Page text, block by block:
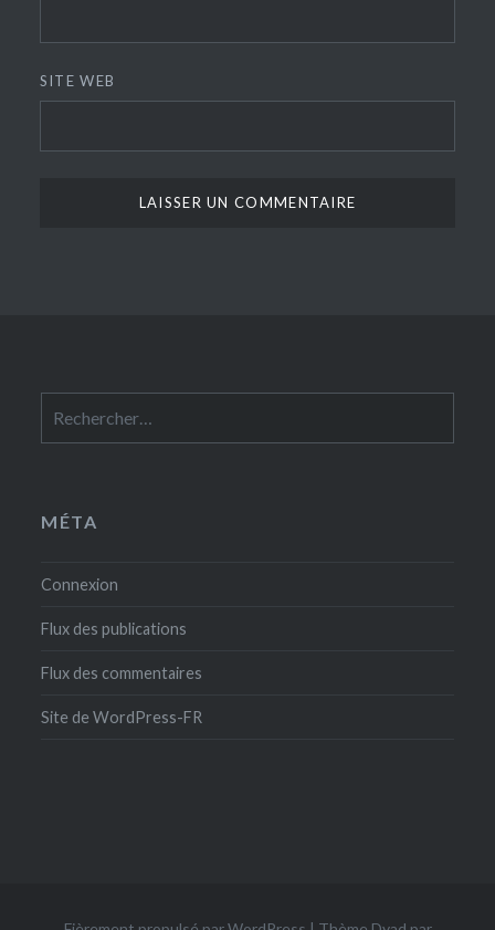
SITE WEB
MÉTA
Connexion
Flux des publications
Flux des commentaires
Site de WordPress-FR